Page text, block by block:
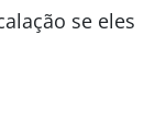
se eles